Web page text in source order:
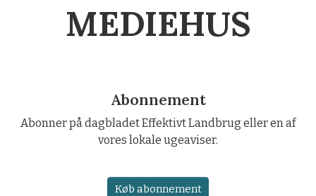
MEDIEHUS
Abonnement
Abonner på dagbladet Effektivt Landbrug eller en af
vores lokale ugeaviser.
Køb abonnement